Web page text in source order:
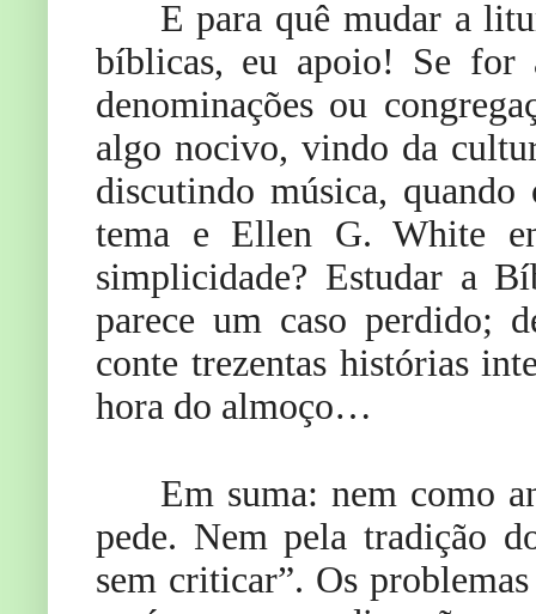
E para quê mudar a
bíblicas, eu apoio! Se for
denominações ou
algo nocivo, vindo da
discutindo música,
tema e Ellen G. White
simplicidade? Estudar a
parece um caso perdido;
conte trezentas histórias
hora do almoço…
Em suma: nem como
pede. Nem pela tradição
sem criticar”. Os